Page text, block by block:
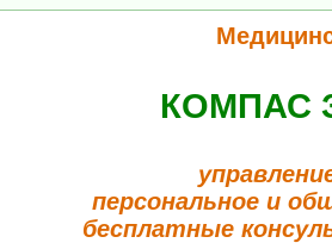
КОМПАС
персональное и
бесплатные